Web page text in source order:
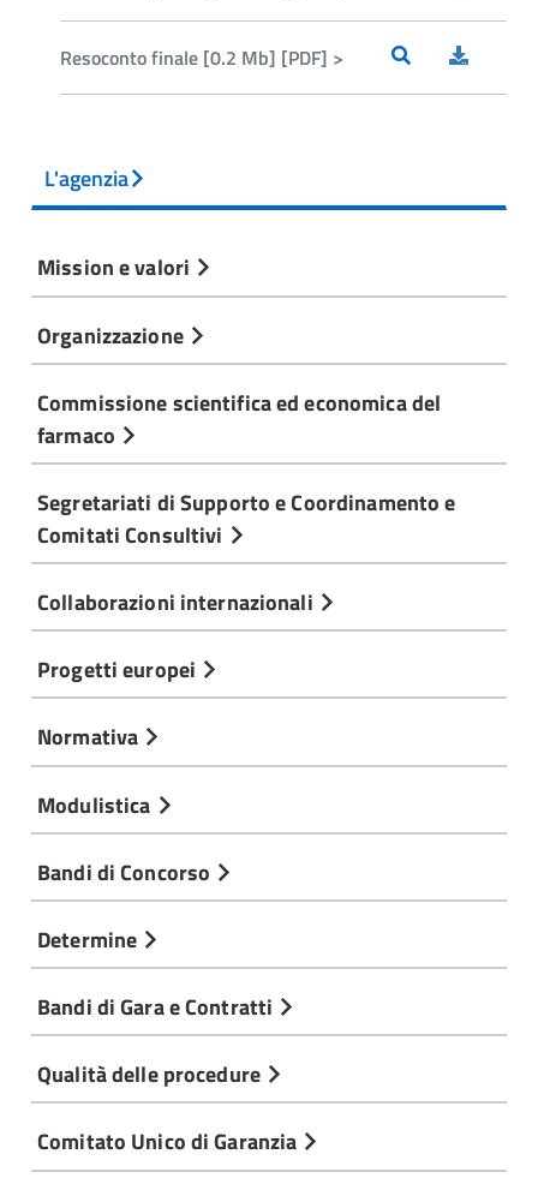
Resoconto finale [0.2 Mb] [PDF] >
L'agenzia
Mission e valori
Organizzazione
Commissione scientifica ed economica del
farmaco
Segretariati di Supporto e Coordinamento e
Comitati Consultivi
Collaborazioni internazionali
Progetti europei
Normativa
Modulistica
Bandi di Concorso
Determine
Bandi di Gara e Contratti
Qualità delle procedure
Comitato Unico di Garanzia